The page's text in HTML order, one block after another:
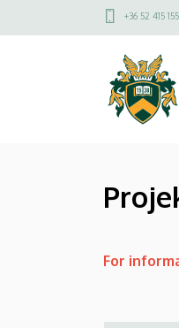
Tanszék
a
Felső
menü
+36 52 415 155
For